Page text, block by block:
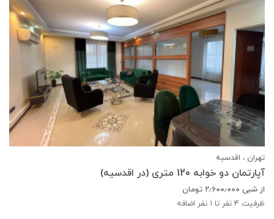
تهران ، اقدسیه
آپارتمان دو خوابه 120 متری (در اقدسیه)
از شبی ۲٫۶۰۰٫۰۰۰ تومان
ظرفیت 4 نفر تا 1 نفر اضافه